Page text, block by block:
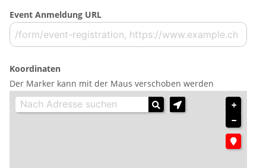
Event Anmeldung URL
Koordinaten
Der Marker kann mit der Maus verschoben werden
+
−